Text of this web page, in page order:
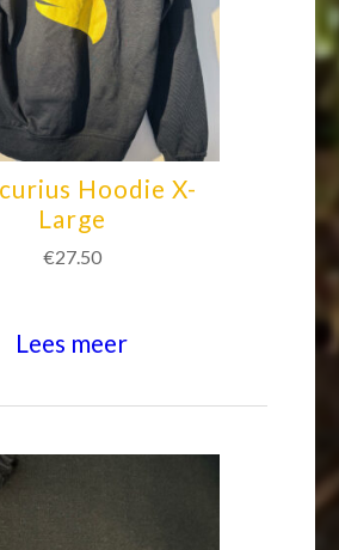
Hoodie X-
Large
€27.50
Lees meer